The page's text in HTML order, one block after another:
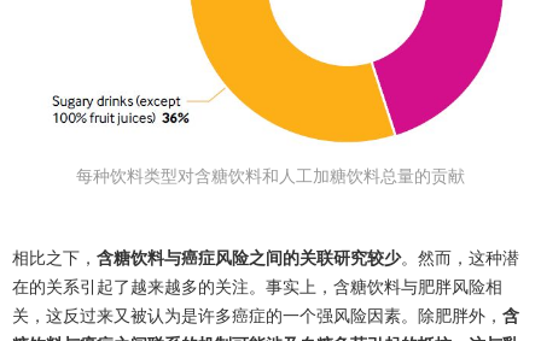
每种饮料类型对含糖饮料和人工加糖饮料总量的贡献
相比之下， 含糖饮料与癌症风险之间的关联研究较少。 然而，这种潜
在的关系引起了越来越多的关注。 事实上，含糖饮料与肥胖风险相
关，这反过来又被认为是许多癌症的一个强风险因素。除肥胖外， 含